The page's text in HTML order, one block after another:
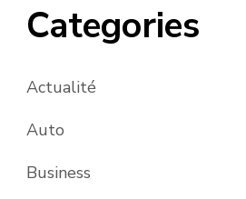
Categories
Actualité
Auto
Business